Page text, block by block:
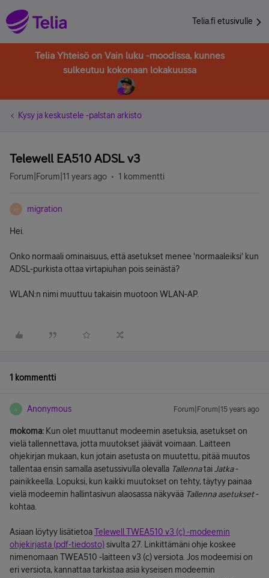
Telia.fi etusivulle
Telia Yhteisö on Vain luku -moodissa, kunnes
sulkeutuu kokonaan lokakuussa
Kysy ja keskustele -palstan arkisto
Telewell EA510 ADSL v3
Forum|Forum|11 years ago 1 kommentti
M migration
Hei.
Onko normaali ominaisuus, että asetukset menee 'normaaleiksi' kun
ADSL-purkista ottaa virtapiuhan pois seinästä?
WLAN:n nimi muuttuu takaisin muotoon WLAN-AP.
1 kommentti
A Anonymous Forum|Forum|15 years ago
mokoma: Kun olet muuttanut modeemin asetuksia, asetukset on
vielä tallennettava, jotta muutokset jäävät voimaan. Laitteen
ohjekirjan mukaan, kun jotain asetusta on muutettu, pitää muutos
tallentaa ensin samalla asetussivulla olevalla Tallennatai Jatka-
painikkeella. Lopuksi, kun kaikki muutokset on tehty, täytyy painaa
vielä modeemin hallintasivun alaosassa näkyvää Tallenna asetukset-
kohtaa.
Asiaan löytyy lisätietoaTelewell TWEA510 v3 (c) -modeemin
ohjekirjasta (pdf-tiedosto)sivulta 27. Linkittämäni ohje koskee
nimenomaan TWEA510 -laitteen v3 (c) versiota. Jos modeemisi on
eri versiota, kannattaa tarkistaa asia kyseisen modeemin